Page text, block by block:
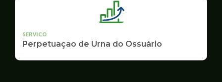
SERVICO
Perpetuação de Urna do Ossuário